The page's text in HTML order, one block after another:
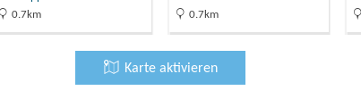
0.7km
0.7km
Karte aktivieren